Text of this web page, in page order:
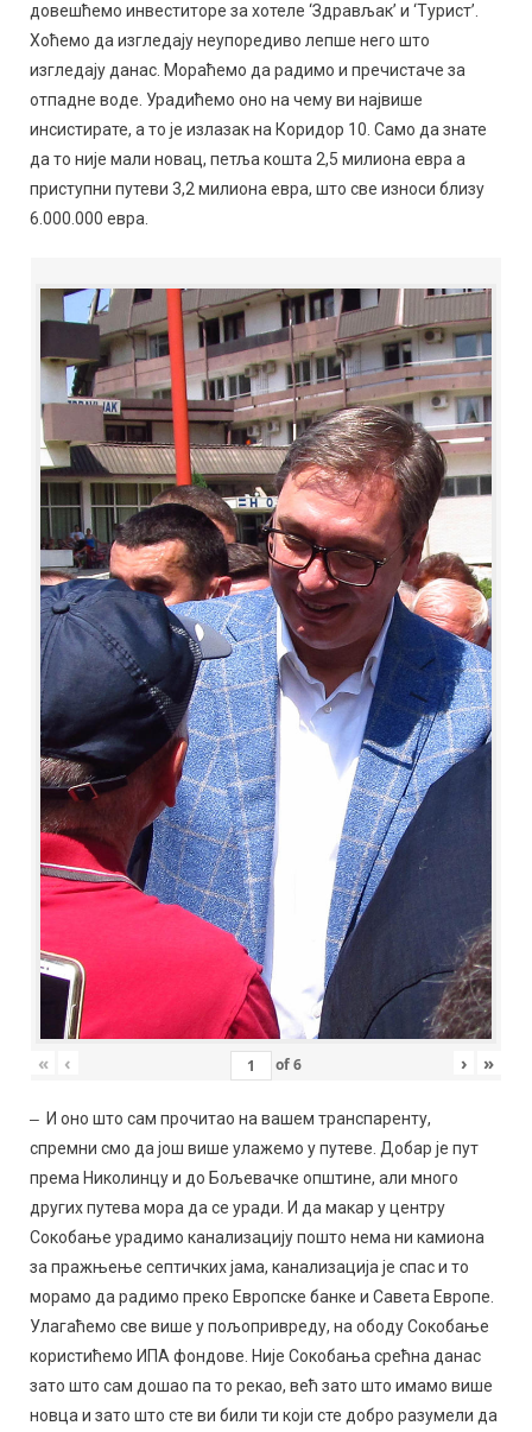
довешћемо инвеститоре за хотеле ‘Здрављак’ и ‘Турист’.
Хоћемо да изгледају неупоредиво лепше него што
изгледају данас. Мораћемо да радимо и пречистаче за
отпадне воде. Урадићемо оно на чему ви највише
инсистирате, а то је излазак на Коридор 10. Само да знате
да то није мали новац, петља кошта 2,5 милиона евра а
приступни путеви 3,2 милиона евра, што све износи близу
6.000.000 евра.
« ‹ of6 › »
‒ И оно што сам прочитао на вашем транспаренту,
спремни смо да још више улажемо у путеве. Добар је пут
према Николинцу и до Бољевачке општине, али много
других путева мора да се уради. И да макар у центру
Сокобање урадимо канализацију пошто нема ни камиона
за пражњење септичких јама, канализација је спас и то
морамо да радимо преко Европске банке и Савета Европе.
Улагаћемо све више у пољопривреду, на ободу Сокобање
користићемо ИПА фондове. Није Сокобања срећна данас
зато што сам дошао па то рекао, већ зато што имамо више
новца и зато што сте ви били ти који сте добро разумели да